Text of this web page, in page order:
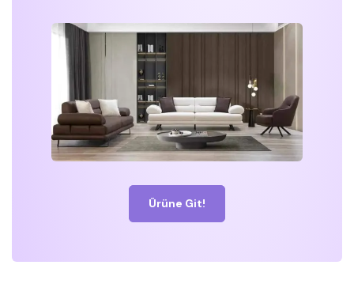
Ürüne Git!